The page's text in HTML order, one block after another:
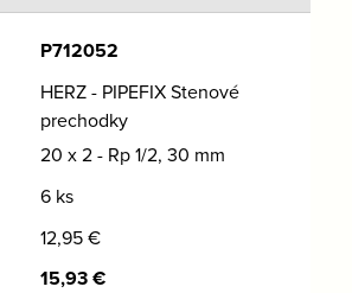
P712052
HERZ - PIPEFIX Stenové
prechodky
20 x 2 - Rp 1/2, 30 mm
6 ks
12,95€
15,93€